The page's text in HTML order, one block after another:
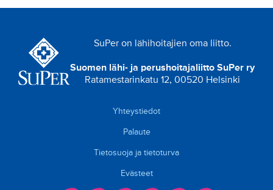
SuPer on lähihoitajien oma liitto.
Suomen lähi- ja perushoitajaliitto SuPer ry
Ratamestarinkatu 12, 00520 Helsinki
Yhteystiedot
Palaute
Tietosuoja ja tietoturva
Evästeet